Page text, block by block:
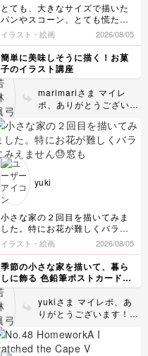
とても、大きなサイズで描いた
パンやスコーン、とても慌ただ
しくお水と 調合した絵の具を
バタバタと塗りましたが、もう
少し薄く塗りながら様子を見た
らよかったかな、と思いまし
た。良い加減という感じが、イ
メージと筆を持った手の力加減
や色合わせ…なかなか良い塩梅
にはまいりません…。
先生がおっしゃるように、同系
色のお色の濃淡で表現すること
の微妙な表現、あるいは大胆に
塗ることなどにまだ潔さがな
く、水彩画のハードルがまだ高
い状況が続いています。
様々なパンを書いて練習してみ
ようと思います
イラスト・絵画 2026/08/05
簡単に美味しそうに描く！お菓
子のイラスト講座
marimariさま マイレ
ポ、ありがとうございま
どっしりとした感じがよ
く出ていますね。 スコ
ーンもおいしそうな焼き
も濃度も少し濃く、と覚
す。 水が乾く時間は室
温やエアコンなどにも左
右されます。 何度も描
いていると、だんだん自
分の絵の具や紙の特徴が
見えてきます。 筆にも
慣れてきますので。 遊
びのような、実験のよう
な感覚で楽しまれますよ
うに。 次の作品も楽し
みにしていますね。
yuki
小さな家の２回目を描いてみま
した。特にお花が難しくバラに
みえません😓窓も傾いてしまい
ました。
ヨーロッパ風の家が好きで形に
なっていくのが楽しかったで
す。色彩豊かなホルベインの色
鉛筆がとても気に入りました☺️
イラスト・絵画 2026/08/05
季節の小さな家を描いて、暮ら
しに飾る 色鉛筆ポストカード講
座
yukiさま マイレポ、あ
りがとうございます！
なイラストですね！ お
花、かわいいバラになっ